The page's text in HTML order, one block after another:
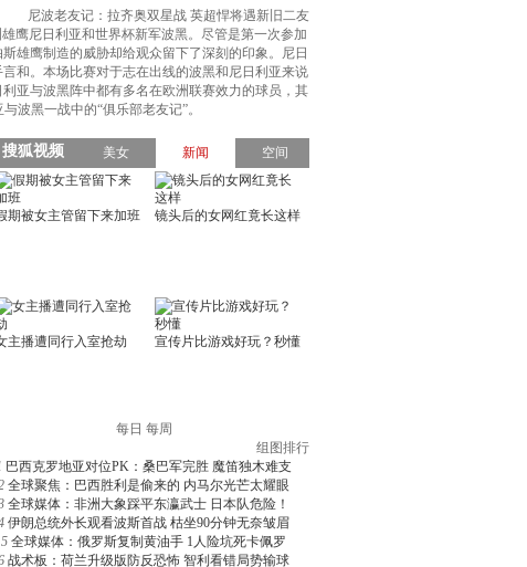
尼波老友记：拉齐奥双星战 英超悍将遇新旧二友
鹰尼日利亚和世界杯新军波黑。尽管是第一次参加
雄鹰制造的威胁却给观众留下了深刻的印象。尼日
和。本场比赛对于志在出线的波黑和尼日利亚来说
亚与波黑阵中都有多名在欧洲联赛效力的球员，其
波黑一战中的“俱乐部老友记”。
每日 每周
组图排行
巴西克罗地亚对位PK：桑巴军完胜 魔笛独木难支
全球聚焦：巴西胜利是偷来的 内马尔光芒太耀眼
全球媒体：非洲大象踩平东瀛武士 日本队危险！
伊朗总统外长观看波斯首战 枯坐90分钟无奈皱眉
5 全球媒体：俄罗斯复制黄油手 1人险坑死卡佩罗
战术板：荷兰升级版防反恐怖 智利看错局势输球